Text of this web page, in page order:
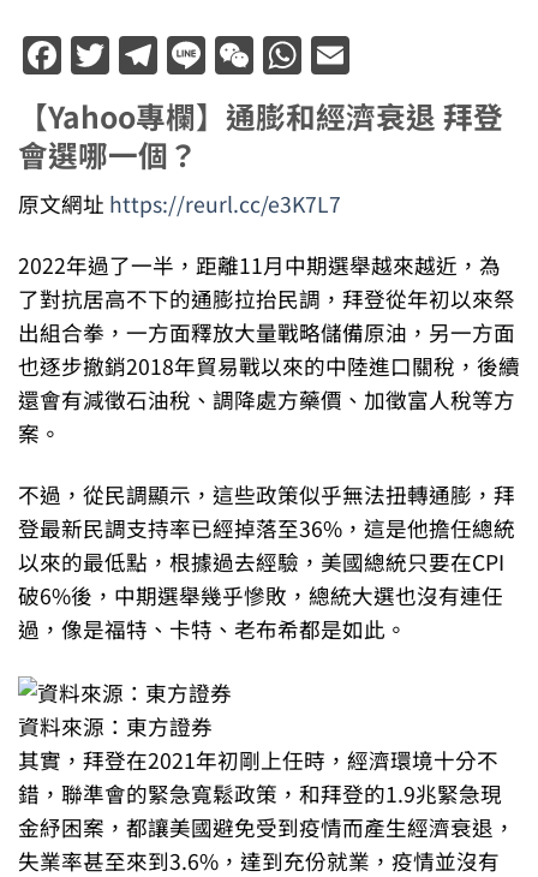
Facebook
Twitter
Telegram
LineWeChatWhatsApp
【Yahoo專欄】通膨和經濟衰退 拜登
會選哪一個？
原文網址 https://reurl.cc/e3K7L7
2022年過了一半，距離11月中期選舉越來越近，為
了對抗居高不下的通膨拉抬民調，拜登從年初以來祭
出組合拳，一方面釋放大量戰略儲備原油，另一方面
也逐步撤銷2018年貿易戰以來的中陸進口關稅，後續
還會有減徵石油稅、調降處方藥價、加徵富人稅等方
案。
不過，從民調顯示，這些政策似乎無法扭轉通膨，拜
登最新民調支持率已經掉落至36%，這是他擔任總統
以來的最低點，根據過去經驗，美國總統只要在CPI
破6%後，中期選舉幾乎慘敗，總統大選也沒有連任
過，像是福特、卡特、老布希都是如此。
資料來源：東方證券
其實，拜登在2021年初剛上任時，經濟環境十分不
錯，聯準會的緊急寬鬆政策，和拜登的1.9兆緊急現
金紓困案，都讓美國避免受到疫情而產生經濟衰退，
失業率甚至來到3.6%，達到充份就業，疫情並沒有